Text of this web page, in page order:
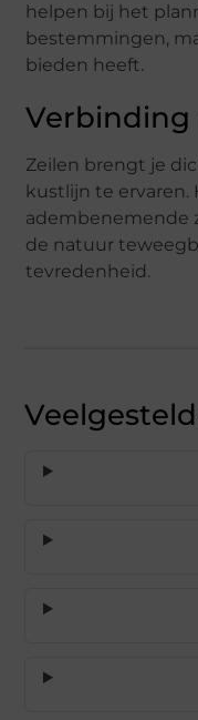
helpen bij het
bestemmingen,
bieden heeft.
Zeilen brengt je
kustlijn te ervaren.
adembenemende
de natuur
tevredenheid.